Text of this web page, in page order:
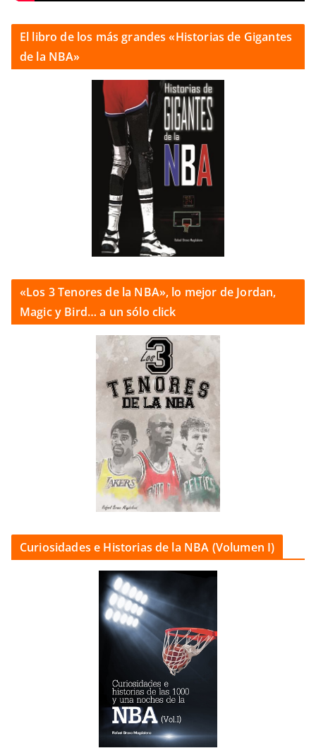
El libro de los más grandes «Historias de Gigantes
de la NBA»
«Los 3 Tenores de la NBA», lo mejor de Jordan,
Magic y Bird… a un sólo click
Curiosidades e Historias de la NBA (Volumen I)